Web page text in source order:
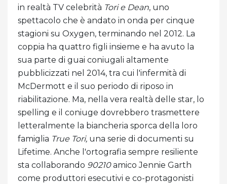
in realtà TV celebrità Tori e Dean, uno
spettacolo che è andato in onda per cinque
stagioni su Oxygen, terminando nel 2012. La
coppia ha quattro figli insieme e ha avuto la
sua parte di guai coniugali altamente
pubblicizzati nel 2014, tra cui l'infermità di
McDermott e il suo periodo di riposo in
riabilitazione. Ma, nella vera realtà delle star, lo
spelling e il coniuge dovrebbero trasmettere
letteralmente la biancheria sporca della loro
famiglia True Tori, una serie di documenti su
Lifetime. Anche l'ortografia sempre resiliente
sta collaborando 90210amico Jennie Garth
come produttori esecutivi e co-protagonisti